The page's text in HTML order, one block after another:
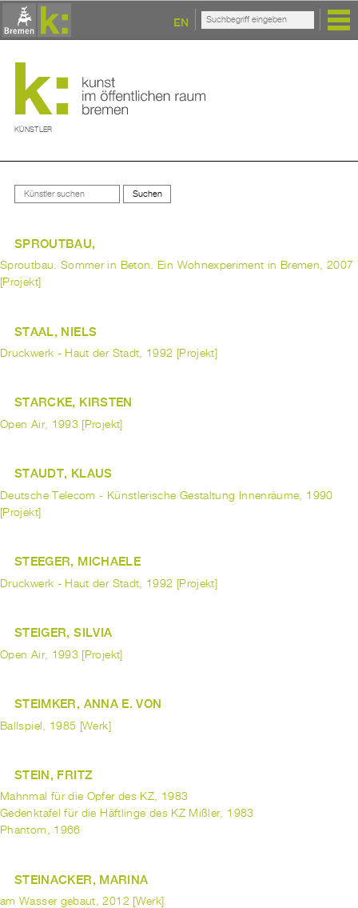
EN
KÜNSTLER
SPROUTBAU,
Sproutbau. Sommer in Beton. Ein Wohnexperiment in Bremen, 2007
[Projekt]
STAAL, NIELS
Druckwerk - Haut der Stadt, 1992 [Projekt]
STARCKE, KIRSTEN
Open Air, 1993 [Projekt]
STAUDT, KLAUS
Deutsche Telecom - Künstlerische Gestaltung Innenräume, 1990
[Projekt]
STEEGER, MICHAELE
Druckwerk - Haut der Stadt, 1992 [Projekt]
STEIGER, SILVIA
Open Air, 1993 [Projekt]
STEIMKER, ANNA E. VON
Ballspiel, 1985 [Werk]
STEIN, FRITZ
Mahnmal für die Opfer des KZ, 1983
Gedenktafel für die Häftlinge des KZ Mißler, 1983
Phantom, 1966
STEINACKER, MARINA
am Wasser gebaut, 2012 [Werk]